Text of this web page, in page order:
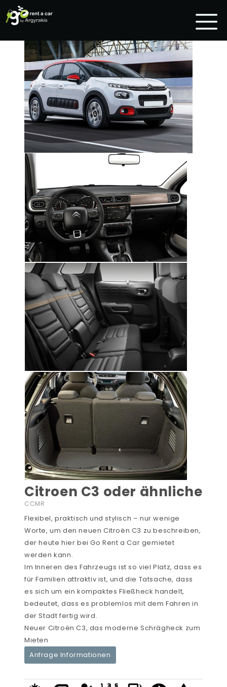
Citroen C3 oder ähnliche
CCMR
Flexibel, praktisch und stylisch – nur wenige
Worte, um den neuen Citroën C3 zu beschreiben,
der heute hier bei Go Rent a Car gemietet
werden kann.
Im Inneren des Fahrzeugs ist so viel Platz, dass es
für Familien attraktiv ist, und die Tatsache, dass
es sich um ein kompaktes Fließheck handelt,
bedeutet, dass es problemlos mit dem Fahren in
der Stadt fertig wird.
Neuer Citroën C3, das moderne Schrägheck zum
Mieten
Anfrage Informationen